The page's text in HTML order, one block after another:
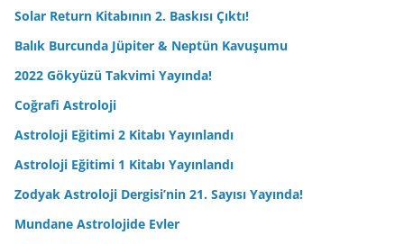
Solar Return Kitabının 2. Baskısı Çıktı!
Balık Burcunda Jüpiter & Neptün Kavuşumu
2022 Gökyüzü Takvimi Yayında!
Coğrafi Astroloji
Astroloji Eğitimi 2 Kitabı Yayınlandı
Astroloji Eğitimi 1 Kitabı Yayınlandı
Zodyak Astroloji Dergisi’nin 21. Sayısı Yayında!
Mundane Astrolojide Evler